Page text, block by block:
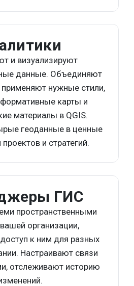
и визуализируют
данные. Объединяют
нужные стили,
карты и
материалы в QGIS.
геоданные в ценные
и стратегий.
ГИС
пространственными
организации,
к ним для разных
Настраивают связи
отслеживают историю